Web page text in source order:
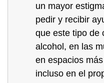
un mayor
pedir y recibir
que este tipo de
alcohol, en las
en espacios
incluso en el